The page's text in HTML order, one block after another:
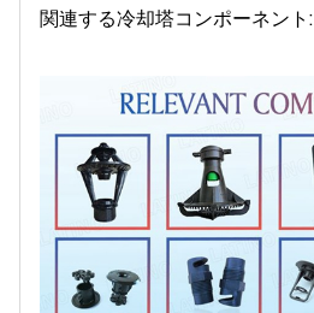
関連する冷却塔コンポーネント: